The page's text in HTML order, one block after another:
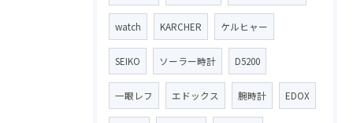
watch KARCHER ケルヒャー
SEIKO ソーラー時計 D5200
一眼レフ エドックス 腕時計 EDOX